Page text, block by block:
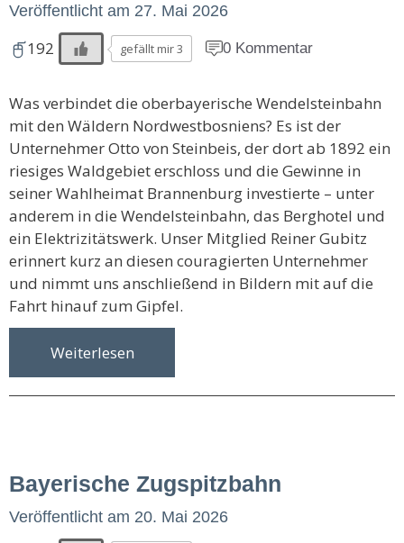
Veröffentlicht am 27. Mai 2026
192 gefällt mir 3 0 Kommentar
Was verbindet die oberbayerische Wendelsteinbahn
mit den Wäldern Nordwestbosniens? Es ist der
Unternehmer Otto von Steinbeis, der dort ab 1892 ein
riesiges Waldgebiet erschloss und die Gewinne in
seiner Wahlheimat Brannenburg investierte – unter
anderem in die Wendelsteinbahn, das Berghotel und
ein Elektrizitätswerk. Unser Mitglied Reiner Gubitz
erinnert kurz an diesen couragierten Unternehmer
und nimmt uns anschließend in Bildern mit auf die
Fahrt hinauf zum Gipfel.
Weiterlesen
Bayerische Zugspitzbahn
Veröffentlicht am 20. Mai 2026